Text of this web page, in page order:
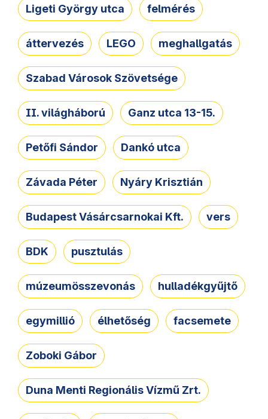
Ligeti György utca felmérés
áttervezés LEGO meghallgatás
Szabad Városok Szövetsége
II. világháború Ganz utca 13-15.
Petőfi Sándor Dankó utca
Závada Péter Nyáry Krisztián
Budapest Vásárcsarnokai Kft. vers
BDK pusztulás
múzeumösszevonás hulladékgyűjtő
egymillió élhetőség facsemete
Zoboki Gábor
Duna Menti Regionális Vízmű Zrt.